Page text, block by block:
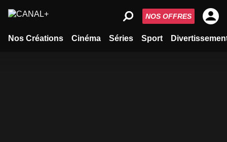
Nos Créations Cinéma Séries Sport
NOS OFFRES